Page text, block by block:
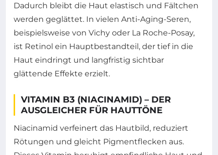
Dadurch bleibt die Haut elastisch und Fältchen
werden geglättet. In vielen Anti-Aging-Seren,
beispielsweise von Vichy oder La Roche-Posay,
ist Retinol ein Hauptbestandteil, der tief in die
Haut eindringt und langfristig sichtbar
glättende Effekte erzielt.
VITAMIN B3 (NIACINAMID) – DER
AUSGLEICHER FÜR HAUTTÖNE
Niacinamid verfeinert das Hautbild, reduziert
Rötungen und gleicht Pigmentflecken aus.